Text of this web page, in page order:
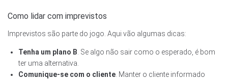
Como lidar com imprevistos
Imprevistos são parte do jogo. Aqui vão algumas dicas:
Tenha um plano B . Se algo não sair como o esperado, é bom
ter uma alternativa.
Comunique-se com o cliente . Manter o cliente informado